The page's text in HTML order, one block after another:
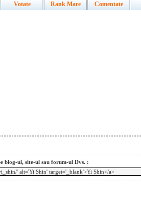
Votate Rank Mare Comentate
blog-ul, site-ul sau forum-ul Dvs. :